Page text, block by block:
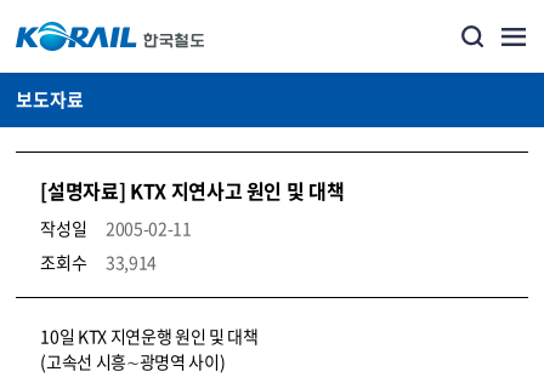
보도자료
[설명자료] KTX 지연사고 원인 및 대책
작성일
2005-02-11
조회수
33,914
뉴스·홍보_보도자료 상세보기 – 내용, 파일, 담당자 연락처로 구성
10일 KTX 지연운행 원인 및 대책
(고속선 시흥∼광명역 사이)